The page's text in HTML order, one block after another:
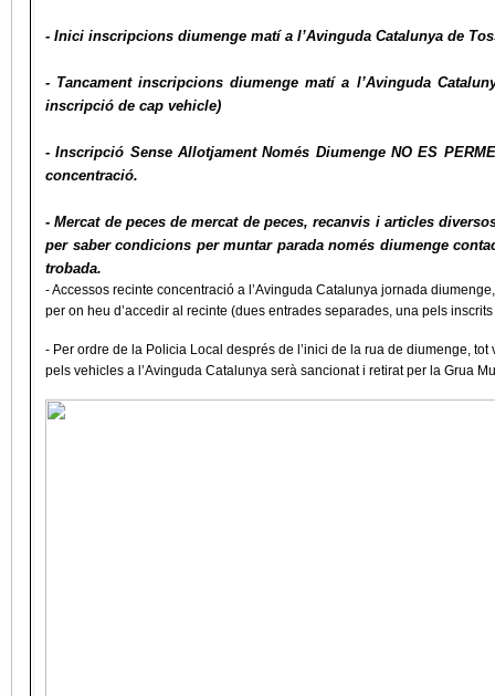
- Inici inscripcions diumenge matí a l’Avinguda Catalunya de
- Tancament inscripcions diumenge matí a l’Avinguda
inscripció de cap vehicle)
- Inscripció Sense Allotjament Només Diumenge NO ES
concentració.
- Mercat de peces de mercat de peces, recanvis i articles
per saber condicions per muntar parada només diumenge
trobada.
- Accessos recinte concentració a l’Avinguda Catalunya jornada
per on heu d’accedir al recinte (dues entrades separades, una pels
- Per ordre de la Policia Local després de l’inici de la rua de diumenge,
pels vehicles a l’Avinguda Catalunya serà sancionat i retirat per la Grua